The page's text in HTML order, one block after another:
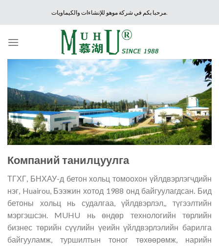
مرحبا بكم في شركة موهو للإنشاءات والكيماويات.
Компаний танилцуулга
ТГХГ, БНХАУ-д бетон хольц томоохон үйлдвэрлэгчдийн
нэг, Huairou, Бээжин хотод 1988 онд байгуулагдсан. Бид
бетоны хольц нь судалгаа, үйлдвэрлэл,, түгээлтийн
мэргэшсэн. MUHU нь өндөр технологийн төрлийн
бизнес төрийн сүүлийн үеийн үйлдвэрлэлийн барилга
байгууламж, туршилтын тоног төхөөрөмж, нарийн